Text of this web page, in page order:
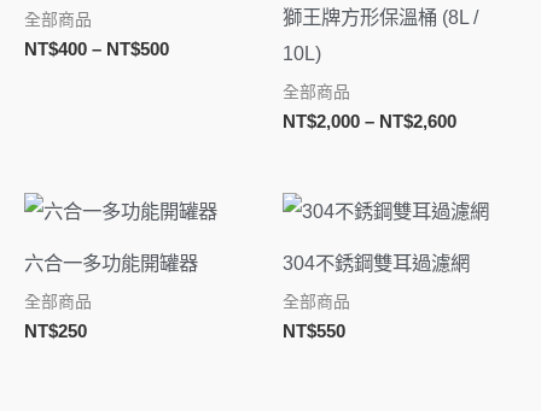
全部商品
NT$400 – NT$500NT$500
獅王牌方形保溫桶 (8L /
10L)
全部商品
NT$2,000 – NT$2,600
NT$2,000
六合一多功能開罐器
全部商品
NT$250
304不銹鋼雙耳過濾網
全部商品
NT$550